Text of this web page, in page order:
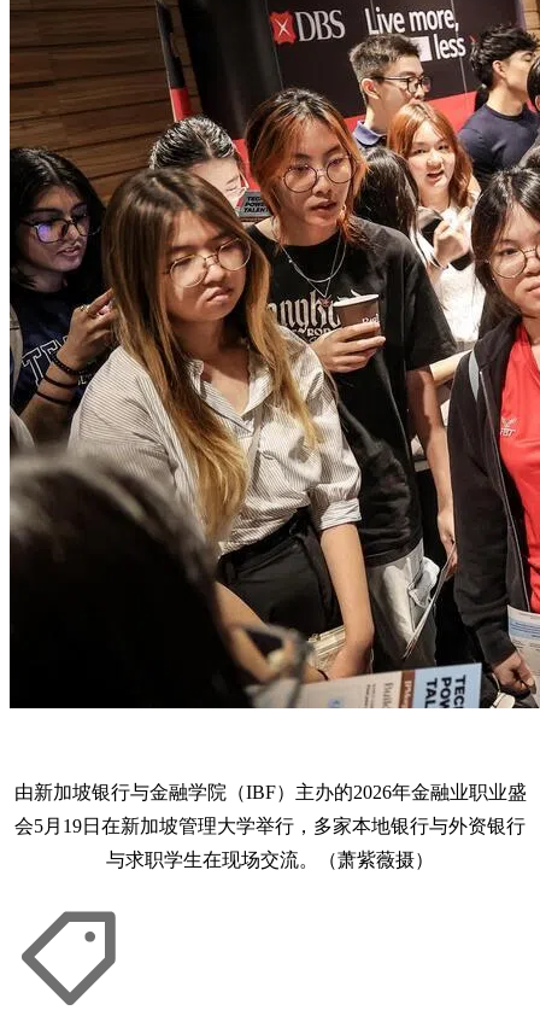
由新加坡银行与金融学院（IBF）主办的2026年金融业职业盛
会5月19日在新加坡管理大学举行，多家本地银行与外资银行
与求职学生在现场交流。（萧紫薇摄）